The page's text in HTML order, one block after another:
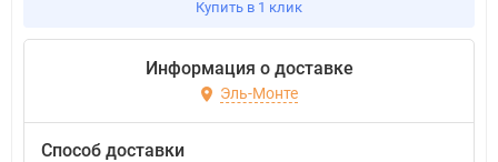
Купить в 1 клик
Информация о доставке
Эль-Монте
Способ доставки